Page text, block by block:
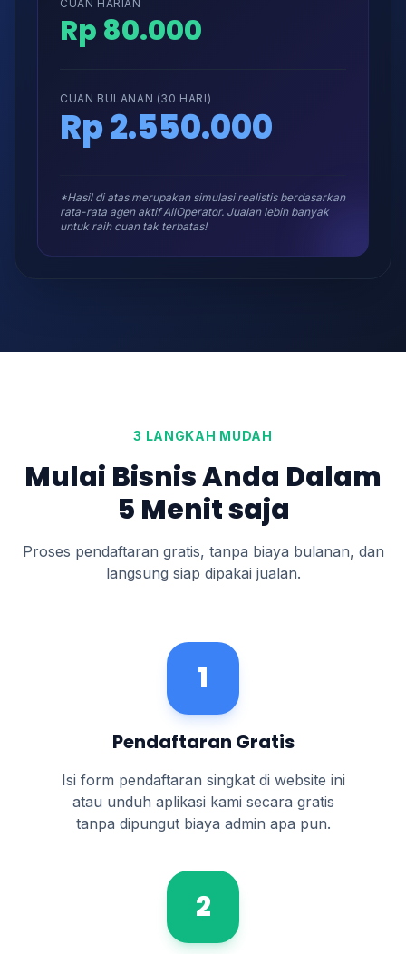
CUAN HARIAN
Rp 80.000
CUAN BULANAN (30 HARI)
Rp 2.550.000
*Hasil di atas merupakan simulasi realistis berdasarkan
rata-rata agen aktif AllOperator. Jualan lebih banyak
untuk raih cuan tak terbatas!
3 LANGKAH MUDAH
Mulai Bisnis Anda Dalam
5 Menit saja
Proses pendaftaran gratis, tanpa biaya bulanan, dan
langsung siap dipakai jualan.
1
Pendaftaran Gratis
Isi form pendaftaran singkat di website ini
atau unduh aplikasi kami secara gratis
tanpa dipungut biaya admin apa pun.
2